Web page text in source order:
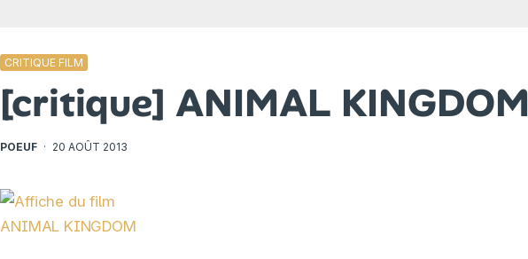
CRITIQUE FILM
[critique] ANIMAL
POEUF · 20 AOÛT 2013